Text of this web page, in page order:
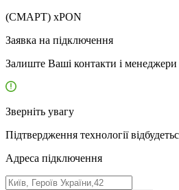
(СМАРТ) xPON
Заявка на підключення
Залиште Ваші контакти і
Зверніть увагу
Підтвердження технології
Адресa підключення